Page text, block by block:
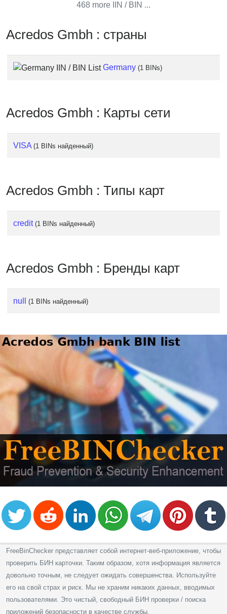
What
My
IP
IP
IP
Validator
468 more IIN / BIN ...
Acredos Gmbh : страны
Germany (1 BINs)
Acredos Gmbh : Карты сети
VISA (1 BINs найденный)
Acredos Gmbh : Типы карт
credit (1 BINs найденный)
Acredos Gmbh : Бренды карт
null (1 BINs найденный)
FreeBinChecker представляет собой интернет-веб-приложение, чтобы
проверить БИН карточки. Таким образом, хотя информация является
довольно точным, не следует ожидать совершенства. Используйте
его на свой страх и риск. Мы не храним никаких данных, вводимых
пользователями. Это чистый, свободный БИН проверки / поиска
приложений безопасности в качестве службы.